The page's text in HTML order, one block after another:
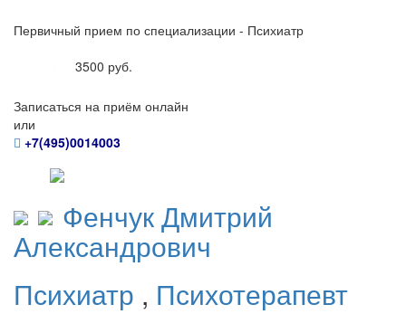
Первичный прием по специализации - Психиатр
3500 руб.
Записаться на приём онлайн
или
+7(495)0014003
ФенчукДмитрий
Александрович
Психиатр , Психотерапевт